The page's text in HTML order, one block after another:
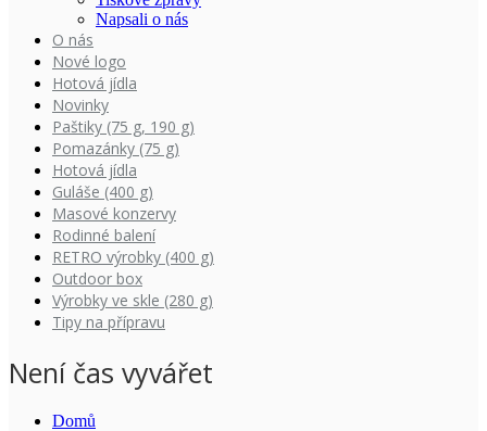
Napsali o nás
O nás
Nové logo
Hotová jídla
Novinky
Paštiky (75 g, 190 g)
Pomazánky (75 g)
Hotová jídla
Guláše (400 g)
Masové konzervy
Rodinné balení
RETRO výrobky (400 g)
Outdoor box
Výrobky ve skle (280 g)
Tipy na přípravu
Není čas vyvářet
Domů